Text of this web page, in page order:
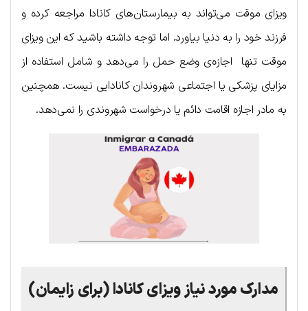
ویزای موقت می‌تواند به بیمارستان‌های کانادا مراجعه کرده و
فرزند خود را به دنیا بیاورد. اما توجه داشته باشید که این ویزای
موقت تنها اجازه‌ی وضع حمل را می‌دهد و شامل استفاده از
مزایای پزشکی یا اجتماعی شهروندان کانادایی نیست. همچنین
به مادر اجازه اقامت دائم یا درخواست شهروندی را نمی‌دهد.
مدارک مورد نیاز ویزای کانادا (برای زایمان)